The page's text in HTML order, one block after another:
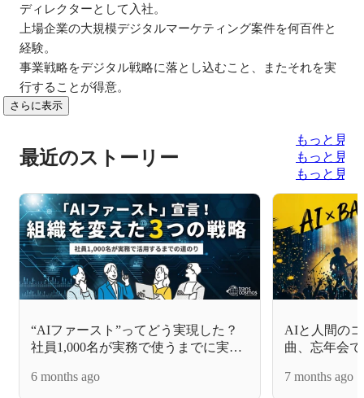
ディレクターとして入社。
上場企業の大規模デジタルマーケティング案件を何百件と
経験。
事業戦略をデジタル戦略に落とし込むこと、またそれを実
行することが得意。
さらに表示
最近のストーリー
もっと見る
もっと見る
もっと見る
“AIファースト”ってどう実現した？
社員1,000名が実務で使うまでに実践
6 months ago
AIと人間の
曲、忘年会
7 months ago